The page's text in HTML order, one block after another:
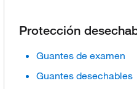
Protección
Guantes de examen
Guantes desechables